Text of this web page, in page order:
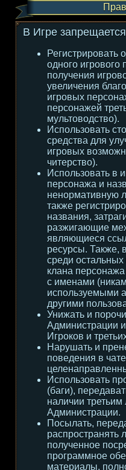
В Игре
Регистрировать
одного
получения
увеличения
игровых
персонажей
мультоводство).
Использовать
средства для
игровых
читерство).
Использовать в
персонажа и
ненормативную
также
названия,
разжигающие
являющиеся
ресурсы. Также,
среди остальных
клана
с именами
используемыми
другими
Унижать и
Администрации
Игроков и
Нарушать и
поведения в
Использовать
(баги),
наличии
Администрации.
Посылать,
полученное
программное
материалы,